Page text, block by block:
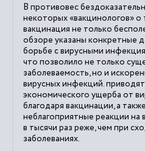
В противовес
некоторых «вакцинологов» о
вакцинация не только
обзоре указаны конкретные
борьбе с вирусными
что позволило не только
заболеваемость, но и
вирусных инфекций.
экономического ущерба от
благодаря вакцинации, а
неблагоприятные реакции
в тысячи раз реже, чем при
заболеваниях.